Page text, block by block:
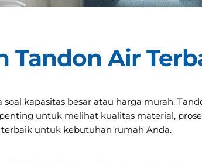
Tandon Air
kapasitas besar atau harga murah.
untuk melihat kualitas material,
untuk kebutuhan rumah Anda.